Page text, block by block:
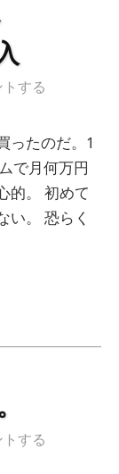
する
ったのだ。1
で月何万円
的。 初めて
い。 恐らく
する